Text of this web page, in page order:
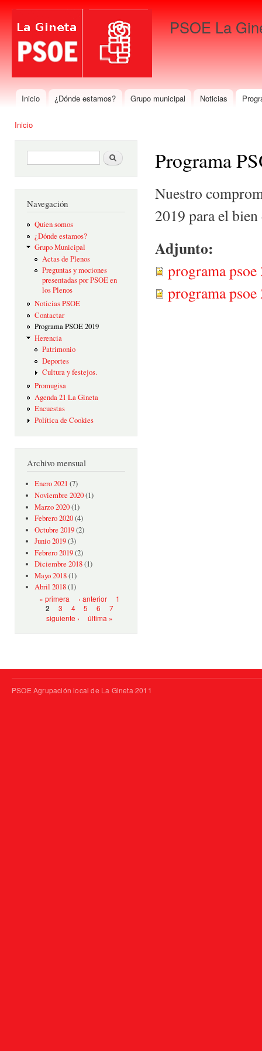
PSOE La
Menú principal
Inicio ¿Dónde estamos? Grupo municipal Noticias
Inicio
Formulario de búsquedaBuscar
Navegación
Quien somos
¿Dónde estamos?
Grupo Municipal
Actas de Plenos
Preguntas y mociones
presentadas por PSOE en
los Plenos
Noticias PSOE
Contactar
Programa PSOE 2019
Herencia
Patrimonio
Deportes
Cultura y festejos.
Promugisa
Agenda 21 La Gineta
Encuestas
Política de Cookies
Archivo mensual
Enero 2021 (7)
Noviembre 2020(1)
Marzo 2020(1)
Febrero 2020(4)
Octubre 2019(2)
Junio 2019(3)
Febrero 2019(2)
Diciembre 2018(1)
Mayo 2018(1)
Abril 2018(1)
Páginas
« primera ‹ anterior
1
2
3 4 5 6
7
siguiente ›
última »
Programa
​Nuestro
2019 para el
Adjunto:
programa
programa
PSOE Agrupación local de La Gineta 2011